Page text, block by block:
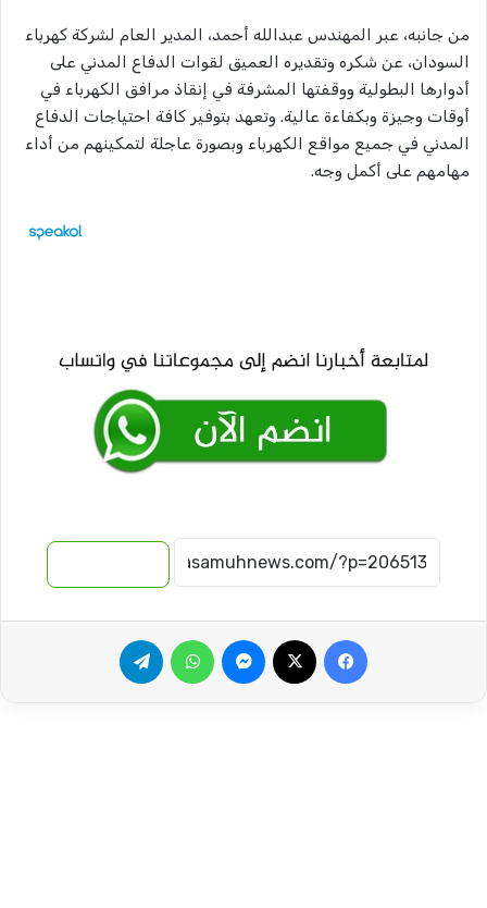
من جانبه، عبر المهندس عبدالله أحمد، المدير العام لشركة كهرباء
السودان، عن شكره وتقديره العميق لقوات الدفاع المدني على
أدوارها البطولية ووقفتها المشرفة في إنقاذ مرافق الكهرباء في
أوقات وجيزة وبكفاءة عالية. وتعهد بتوفير كافة احتياجات الدفاع
المدني في جميع مواقع الكهرباء وبصورة عاجلة لتمكينهم من أداء
مهامهم على أكمل وجه.
فيسبوك ماسنجر واتساب